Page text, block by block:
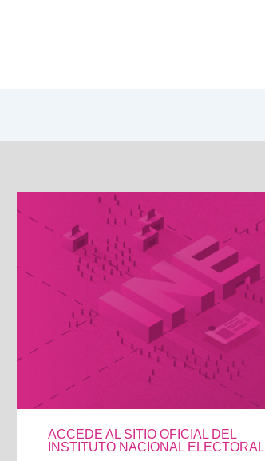
ACCEDE AL SITIO OFICIAL DEL
INSTITUTO NACIONAL ELECTORAL